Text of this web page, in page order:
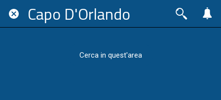
Capo D'Orlando
Cerca in quest'area